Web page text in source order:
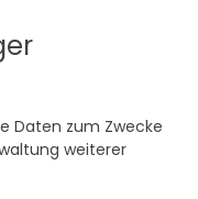
Daten zum Zwecke
weiterer